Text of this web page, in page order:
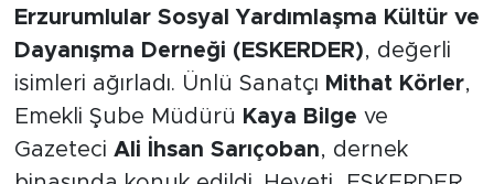
faaliyetlerle adından söz ettirenEskişehir
Erzurumlular Sosyal Yardımlaşma Kültür ve
Dayanışma Derneği (ESKERDER), değerli
isimleri ağırladı. Ünlü SanatçıMithat Körler
Emekli Şube MüdürüKaya Bilgeve
GazeteciAli İhsan Sarıçoban, dernek